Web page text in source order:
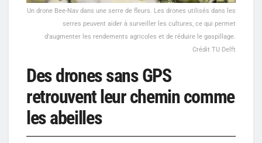
Un drone Bee-Nav dans une serre de fleurs. Les drones utilisés dans les
serres peuvent aider à surveiller les cultures, ce qui permet
d'augmenter les rendements agricoles et de réduire le gaspillage.
Crédit TU Delft
Des drones sans GPS
retrouvent leur chemin comme
les abeilles